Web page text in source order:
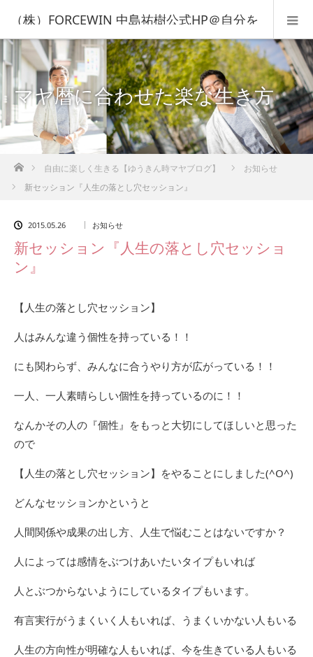
（株）FORCEWIN 中島祐樹公式HP＠自分を
知って人生を変える！
マヤ暦に合わせた楽な生き方
ホーム自由に楽しく生きる【ゆうきん時マヤブログ】
お知らせ
新セッション『人生の落とし穴セッション』
2015.05.26 お知らせ
新セッション『人生の落とし穴セッショ
ン』
【人生の落とし穴セッション】
人はみんな違う個性を持っている！！
にも関わらず、みんなに合うやり方が広がっている！！
一人、一人素晴らしい個性を持っているのに！！
なんかその人の『個性』をもっと大切にしてほしいと思った
ので
【人生の落とし穴セッション】をやることにしました(^O^)
どんなセッションかというと
人間関係や成果の出し方、人生で悩むことはないですか？
人によっては感情をぶつけあいたいタイプもいれば
人とぶつからないようにしているタイプもいます。
有言実行がうまくいく人もいれば、うまくいかない人もいる
人生の方向性が明確な人もいれば、今を生きている人もいる